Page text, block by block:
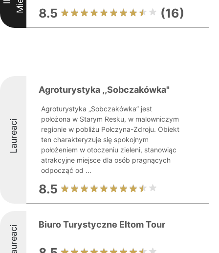
8.5 (16)
Laureaci
Agroturystyka ,,Sobczakówka"
Agroturystyka „Sobczakówka” jest
położona w Starym Resku, w malowniczym
regionie w pobliżu Połczyna-Zdroju. Obiekt
ten charakteryzuje się spokojnym
położeniem w otoczeniu zieleni, stanowiąc
atrakcyjne miejsce dla osób pragnących
odpocząć od ...
8.5
Laureaci Biuro Turystyczne Eltom Tour